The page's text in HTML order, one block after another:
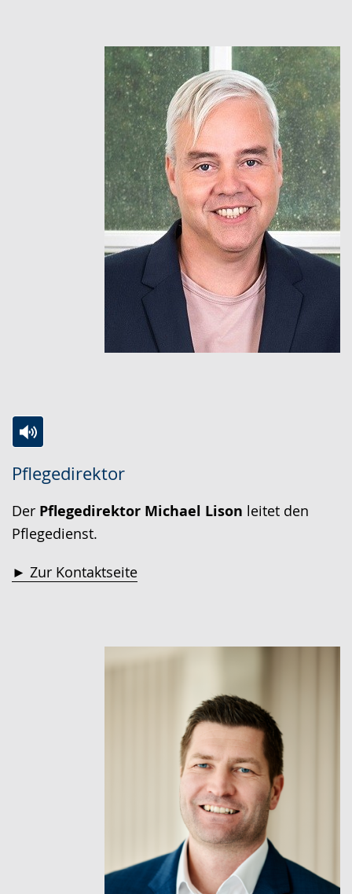
Pflegedirektor
Leichten
Sprache
wechseln.
Audio-
Unterstützung.
Video
in
Deutscher
wird
Der Pflegedirektor Michael Lison leitet den
Pflegedienst.
► Zur Kontaktseite